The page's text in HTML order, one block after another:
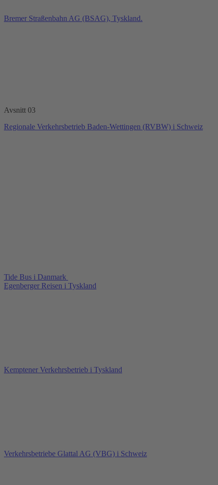
Bremer Straßenbahn AG (BSAG), Tyskland.
Avsnitt 03
Regionale Verkehrsbetrieb Baden-Wettingen (RVBW) i Schweiz
Tide Bus i Danmark
Egenberger Reisen i Tyskland
Kemptener Verkehrsbetrieb i Tyskland
Verkehrsbetriebe Glattal AG (VBG) i Schweiz